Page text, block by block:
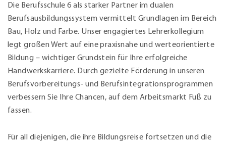
Die Berufsschule 6 als starker Partner im dualen
Berufsausbildungssystem vermittelt Grundlagen im Bereich
Bau, Holz und Farbe. Unser engagiertes Lehrerkollegium
legt großen Wert auf eine praxisnahe und werteorientierte
Bildung – wichtiger Grundstein für Ihre erfolgreiche
Handwerkskarriere. Durch gezielte Förderung in unseren
Berufsvorbereitungs- und Berufsintegrationsprogrammen
verbessern Sie Ihre Chancen, auf dem Arbeitsmarkt Fuß zu
fassen.
Für all diejenigen, die ihre Bildungsreise fortsetzen und die